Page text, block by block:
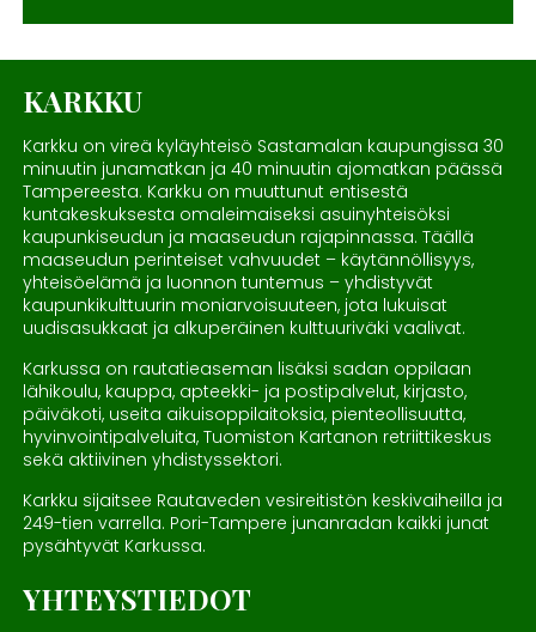
KARKKU
Karkku on vireä kyläyhteisö Sastamalan kaupungissa 30
minuutin junamatkan ja 40 minuutin ajomatkan päässä
Tampereesta. Karkku on muuttunut entisestä
kuntakeskuksesta omaleimaiseksi asuinyhteisöksi
kaupunkiseudun ja maaseudun rajapinnassa. Täällä
maaseudun perinteiset vahvuudet – käytännöllisyys,
yhteisöelämä ja luonnon tuntemus – yhdistyvät
kaupunkikulttuurin moniarvoisuuteen, jota lukuisat
uudisasukkaat ja alkuperäinen kulttuuriväki vaalivat.
Karkussa on rautatieaseman lisäksi sadan oppilaan
lähikoulu, kauppa, apteekki- ja postipalvelut, kirjasto,
päiväkoti, useita aikuisoppilaitoksia, pienteollisuutta,
hyvinvointipalveluita, Tuomiston Kartanon retriittikeskus
sekä aktiivinen yhdistyssektori.
Karkku sijaitsee Rautaveden vesireitistön keskivaiheilla ja
249-tien varrella. Pori-Tampere junanradan kaikki junat
pysähtyvät Karkussa.
YHTEYSTIEDOT